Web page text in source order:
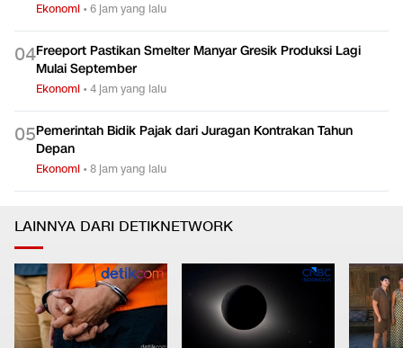
Ekonomi •6 jam yang lalu
04Freeport Pastikan Smelter Manyar Gresik Produksi Lagi
Mulai September
Ekonomi •4 jam yang lalu
05Pemerintah Bidik Pajak dari Juragan Kontrakan Tahun
Depan
Ekonomi •8 jam yang lalu
LAINNYA DARI DETIKNETWORK